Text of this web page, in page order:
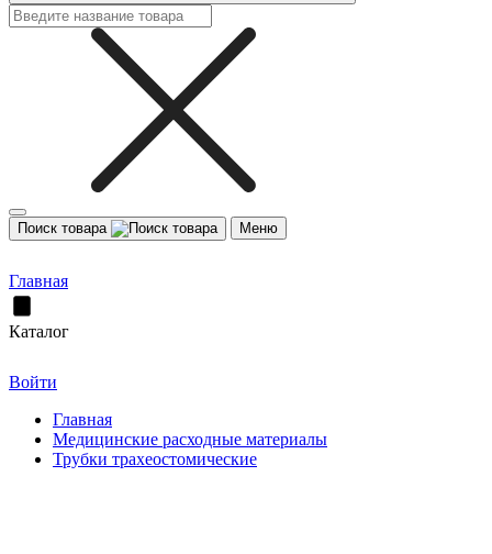
Поиск товара Меню
Главная
Каталог
Войти
Главная
Медицинские расходные материалы
Трубки трахеостомические